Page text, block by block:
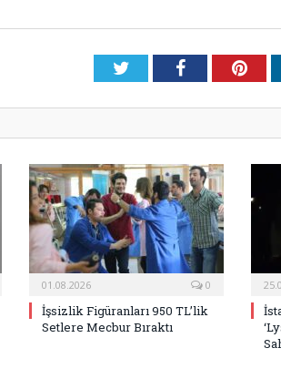
TwitterFacebook
01.08.2026 0
İşsizlik Figüranları 950 TL’lik
Setlere Mecbur Bıraktı